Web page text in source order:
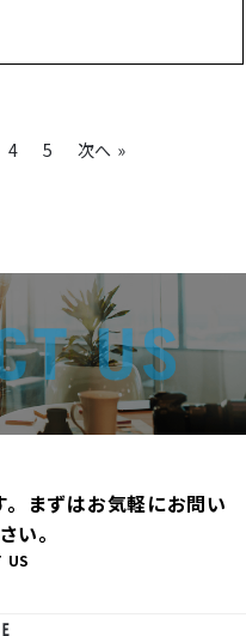
4 5 次へ »
まずはお気軽にお問い
い。
US